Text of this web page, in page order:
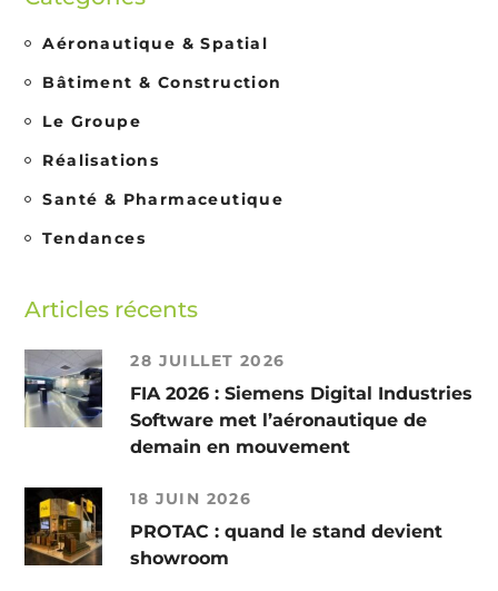
Aéronautique & Spatial
Bâtiment & Construction
Le Groupe
Réalisations
Santé & Pharmaceutique
Tendances
Articles récents
28 JUILLET 2026
FIA 2026 : Siemens Digital Industries
Software met l’aéronautique de
demain en mouvement
18 JUIN 2026
PROTAC : quand le stand devient
showroom